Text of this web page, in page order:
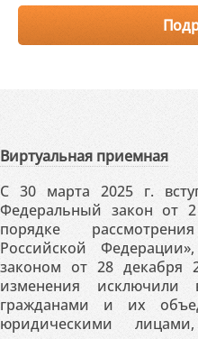
Виртуальная приемная
С 30 марта 2025 г.
Федеральный закон
порядке
Российской
законом от 28
изменения исключили
гражданами и их
юридическими